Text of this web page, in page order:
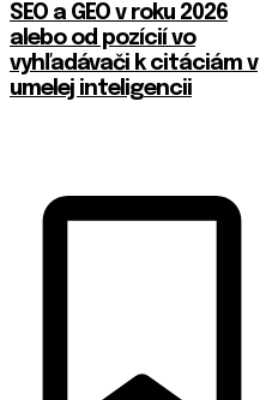
SEO a GEO v roku 2026
alebo od pozícií vo
vyhľadávači k citáciám v
umelej inteligencii